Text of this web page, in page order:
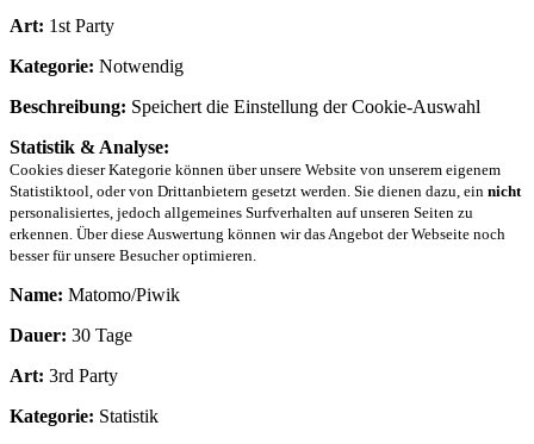
Art: 1st Party
Kategorie: Notwendig
Beschreibung: Speichert die Einstellung der Cookie-Auswahl
Statistik & Analyse:
Cookies dieser Kategorie können über unsere Website von unserem eigenem
Statistiktool, oder von Drittanbietern gesetzt werden. Sie dienen dazu, ein nicht
personalisiertes, jedoch allgemeines Surfverhalten auf unseren Seiten zu
erkennen. Über diese Auswertung können wir das Angebot der Webseite noch
besser für unsere Besucher optimieren.
Name: Matomo/Piwik
Dauer: 30 Tage
Art: 3rd Party
Kategorie: Statistik